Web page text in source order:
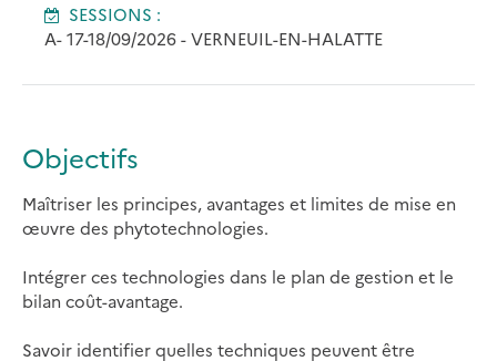
SESSIONS :
A- 17-18/09/2026 - VERNEUIL-EN-HALATTE
Objectifs
Maîtriser les principes, avantages et limites de mise en
œuvre des phytotechnologies.
Intégrer ces technologies dans le plan de gestion et le
bilan coût-avantage.
Savoir identifier quelles techniques peuvent être